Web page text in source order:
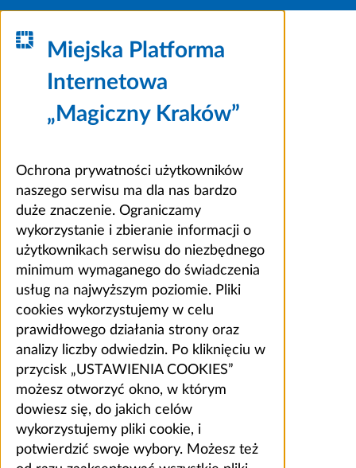
Miejska Platforma
Internetowa
„Magiczny Kraków”
Ochrona prywatności użytkowników
naszego serwisu ma dla nas bardzo
duże znaczenie. Ograniczamy
wykorzystanie i zbieranie informacji o
użytkownikach serwisu do niezbędnego
minimum wymaganego do świadczenia
usług na najwyższym poziomie. Pliki
cookies wykorzystujemy w celu
prawidłowego działania strony oraz
analizy liczby odwiedzin. Po kliknięciu w
przycisk „USTAWIENIA COOKIES”
możesz otworzyć okno, w którym
dowiesz się, do jakich celów
wykorzystujemy pliki cookie, i
potwierdzić swoje wybory. Możesz też